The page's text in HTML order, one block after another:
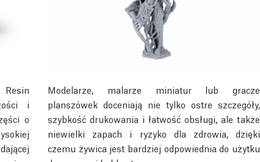
i
o
Modelarze, malarze miniatur lub gracze
planszówek doceniają nie tylko ostre szczegóły,
szybkość drukowania i łatwość obsługi, ale także
niewielki zapach i ryzyko dla zdrowia, dzięki
czemu żywica jest bardziej odpowiednia do użytku